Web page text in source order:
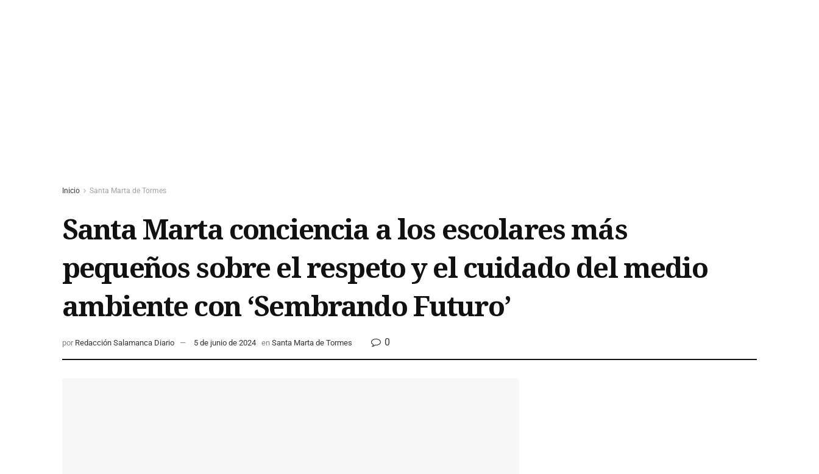
Inicio Santa Marta de Tormes
Santa Marta conciencia a los escolares más
pequeños sobre el respeto y el cuidado del medio
ambiente con ‘Sembrando Futuro’
por Redacción Salamanca Diario 5 de junio de 2024 en Santa Marta de Tormes 0